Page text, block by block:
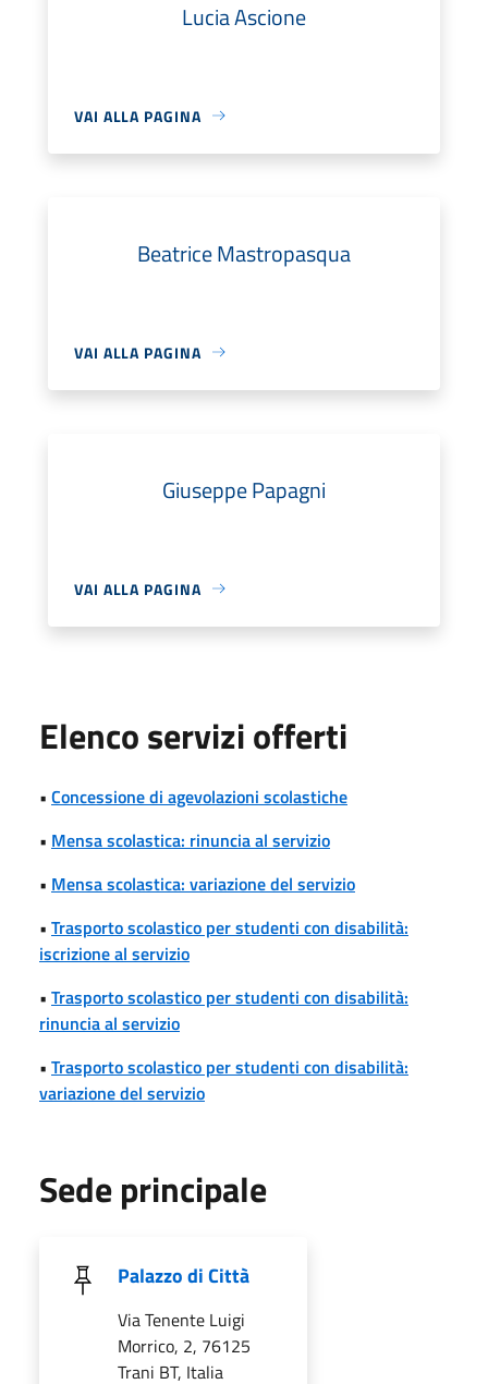
Lucia Ascione
VAI ALLA PAGINA
Beatrice Mastropasqua
VAI ALLA PAGINA
Giuseppe Papagni
VAI ALLA PAGINA
Elenco servizi offerti
• Concessione di agevolazioni scolastiche
• Mensa scolastica: rinuncia al servizio
• Mensa scolastica: variazione del servizio
• Trasporto scolastico per studenti con disabilità:
iscrizione al servizio
• Trasporto scolastico per studenti con disabilità:
rinuncia al servizio
• Trasporto scolastico per studenti con disabilità:
variazione del servizio
Sede principale
Palazzo di Città
Via Tenente Luigi
Morrico, 2, 76125
Trani BT, Italia